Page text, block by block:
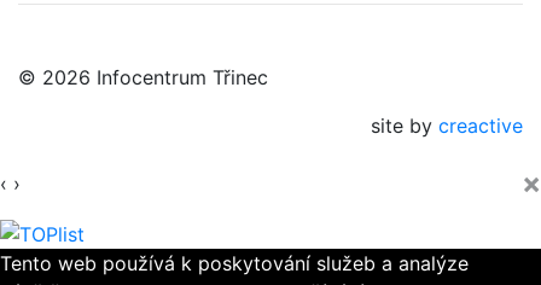
© 2026 Infocentrum Třinec
site by creactive
‹ › ×
Tento web používá k poskytování služeb a analýze